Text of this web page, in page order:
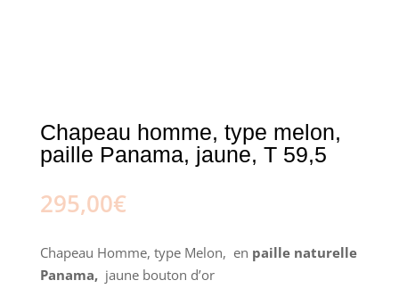
Chapeau homme, type melon,
paille Panama, jaune, T 59,5
295,00€
Chapeau Homme, type Melon, en paille naturelle
Panama, jaune bouton d’or